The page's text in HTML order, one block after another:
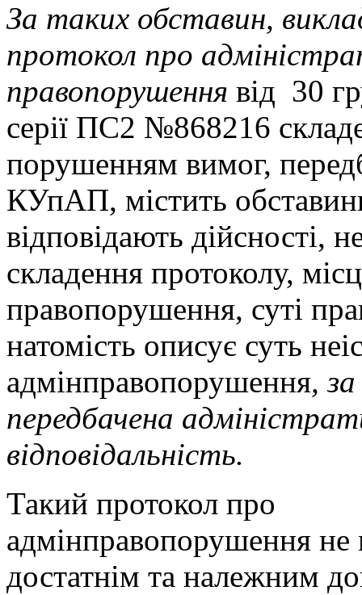
За таких обставин,
протокол про
правопорушення від 30
серії ПС2 №868216
порушенням вимог,
КУпАП, містить
відповідають дійсності,
складення протоколу,
правопорушення, суті
натомість описує суть
адмінправопорушення,
передбачена
відповідальність.
Такий протокол про
адмінправопорушення не
достатнім та належним